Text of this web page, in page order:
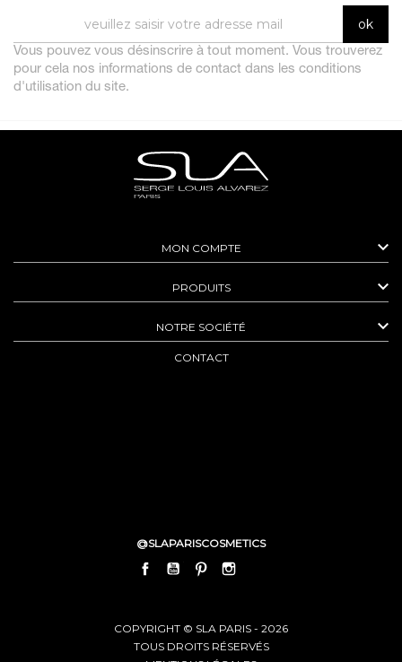
Vous pouvez vous désinscrire à tout moment. Vous trouverez
pour cela nos informations de contact dans les conditions
d'utilisation du site.
MON COMPTE 
PRODUITS 
NOTRE SOCIÉTÉ 
CONTACT
@SLAPARISCOSMETICS
FACEBOOKYOUTUBEPINTEREST
COPYRIGHT © SLA PARIS - 2026
TOUS DROITS RÉSERVÉS